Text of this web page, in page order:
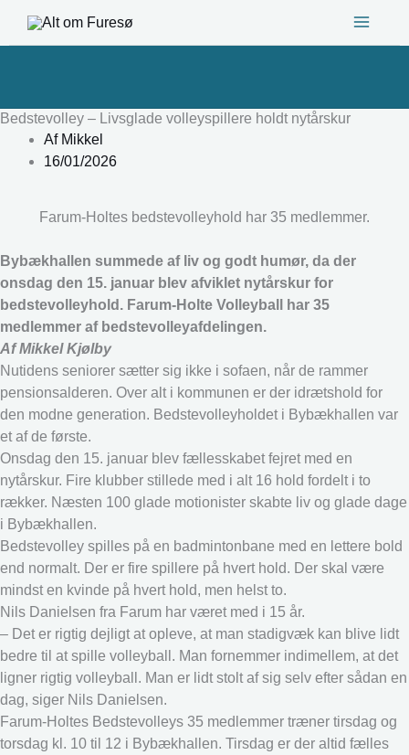
Bedstevolley – Livsglade volleyspillere holdt nytårskur
AfMikkel
16/01/2026
Farum-Holtes bedstevolleyhold har 35 medlemmer.
Bybækhallen summede af liv og godt humør, da der
onsdag den 15. januar blev afviklet nytårskur for
bedstevolleyhold. Farum-Holte Volleyball har 35
medlemmer af bedstevolleyafdelingen.
Af Mikkel Kjølby
Nutidens seniorer sætter sig ikke i sofaen, når de rammer
pensionsalderen. Over alt i kommunen er der idrætshold for
den modne generation. Bedstevolleyholdet i Bybækhallen var
et af de første.
Onsdag den 15. januar blev fællesskabet fejret med en
nytårskur. Fire klubber stillede med i alt 16 hold fordelt i to
rækker. Næsten 100 glade motionister skabte liv og glade dage
i Bybækhallen.
Bedstevolley spilles på en badmintonbane med en lettere bold
end normalt. Der er fire spillere på hvert hold. Der skal være
mindst en kvinde på hvert hold, men helst to.
Nils Danielsen fra Farum har været med i 15 år.
– Det er rigtig dejligt at opleve, at man stadigvæk kan blive lidt
bedre til at spille volleyball. Man fornemmer indimellem, at det
ligner rigtig volleyball. Man er lidt stolt af sig selv efter sådan en
dag, siger Nils Danielsen.
Farum-Holtes Bedstevolleys 35 medlemmer træner tirsdag og
torsdag kl. 10 til 12 i Bybækhallen. Tirsdag er der altid fælles